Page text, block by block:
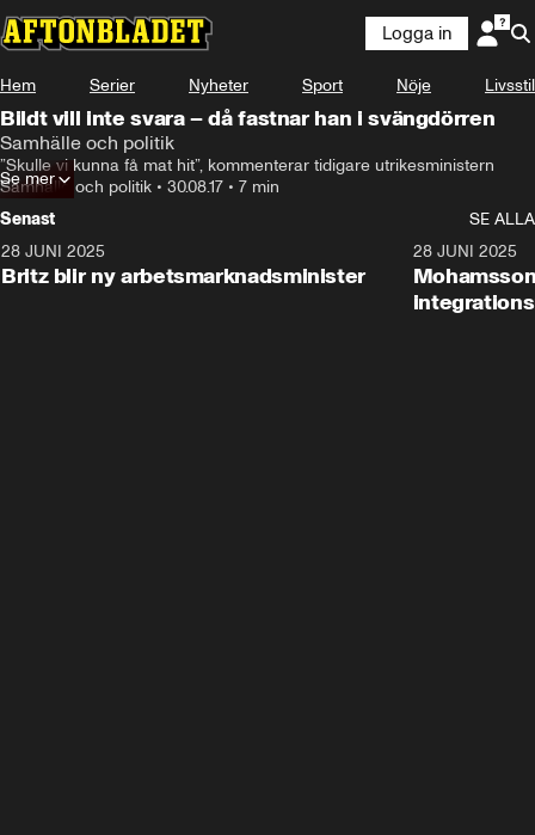
Logga in
Hem Serier Nyheter Sport Nöje Livsstil
Bildt vill inte svara – då fastnar han i svängdörren
Samhälle och politik
”Skulle vi kunna få mat hit”, kommenterar tidigare utrikesministern
Samhälle och politik • 30.08.17 • 7 min
Se mer
Senast
SE ALLA
28 JUNI 2025
Britz blir ny arbetsmarknadsminister
28 JUNI 2025